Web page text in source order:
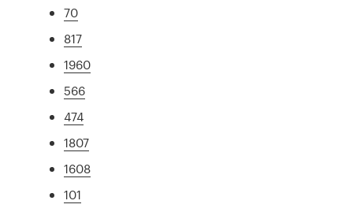
70
817
1960
566
474
1807
1608
101